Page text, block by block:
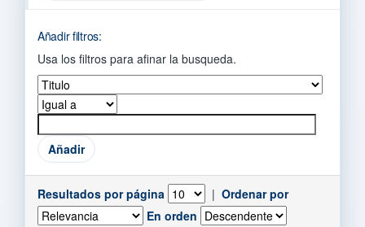
Añadir filtros:
Usa los filtros para afinar la busqueda.
Resultados por página | Ordenar por
En orden